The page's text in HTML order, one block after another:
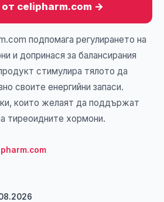
от celipharm.com →
подпомага регулирането на
и допринася за балансирания
стимулира тялото да
своите енергийни запаси.
които желаят да поддържат
тиреоидните хормони.